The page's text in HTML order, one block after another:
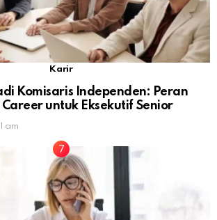
Karir
Komisaris Independen: Peran
untuk Eksekutif Senior
am